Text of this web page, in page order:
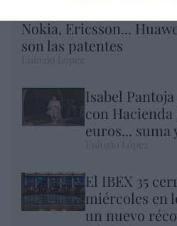
Nokia, Ericsson...
son las patentes
Isabel
con
euros... suma
El IBEX 35
miércoles en
un nuevo